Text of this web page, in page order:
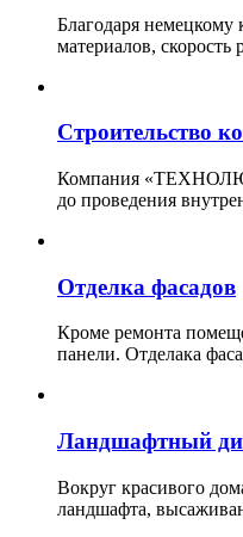
Благодаря немецкому
материалов, скорость
Строительство
Компания
до проведения
Отделка фасадов
Кроме ремонта
панели. Отделака
Ландшафтный
Вокруг красивого
ландшафта,